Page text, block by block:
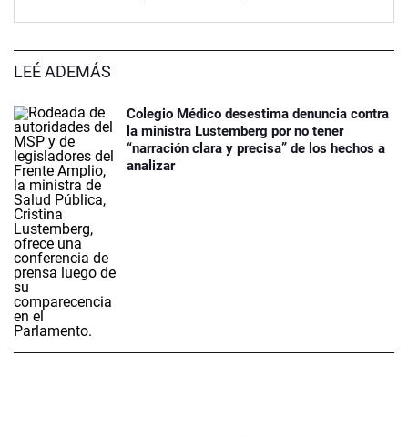
LEÉ ADEMÁS
Colegio Médico desestima denuncia contra
la ministra Lustemberg por no tener
“narración clara y precisa” de los hechos a
analizar